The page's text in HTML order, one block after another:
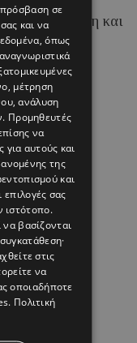
Θεοδωρίδη και
26 - 13:33
σε
και να
όπως
μέτρηση
ανάλυση
Προμηθευτές
να
για αυτούς και
της
και
σας
ιστότοπο.
βασίζονται
στις
να
οποιαδήποτε
. Πολιτική